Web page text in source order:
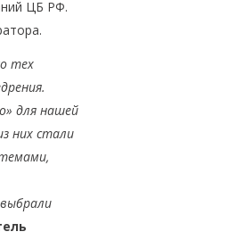
ЦБ РФ.
тех
для нашей
них стали